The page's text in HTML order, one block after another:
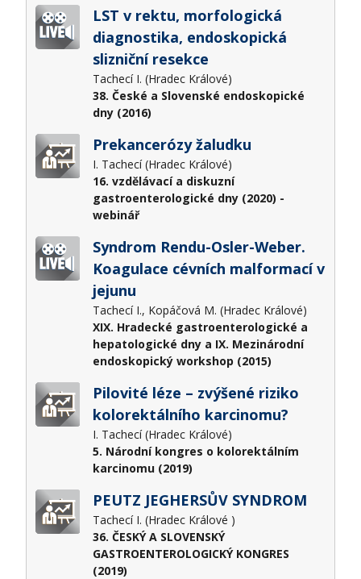
LST v rektu, morfologická
diagnostika, endoskopická
slizniční resekce
Tachecí I. (Hradec Králové)
38. České a Slovenské endoskopické
dny (2016)
Prekancerózy žaludku
I. Tachecí (Hradec Králové)
16. vzdělávací a diskuzní
gastroenterologické dny (2020) -
webinář
Syndrom Rendu-Osler-Weber.
Koagulace cévních malformací v
jejunu
Tachecí I., Kopáčová M. (Hradec Králové)
XIX. Hradecké gastroenterologické a
hepatologické dny a IX. Mezinárodní
endoskopický workshop (2015)
Pilovité léze – zvýšené riziko
kolorektálního karcinomu?
I. Tachecí (Hradec Králové)
5. Národní kongres o kolorektálním
karcinomu (2019)
PEUTZ JEGHERSŮV SYNDROM
Tachecí I. (Hradec Králové )
36. ČESKÝ A SLOVENSKÝ
GASTROENTEROLOGICKÝ KONGRES
(2019)